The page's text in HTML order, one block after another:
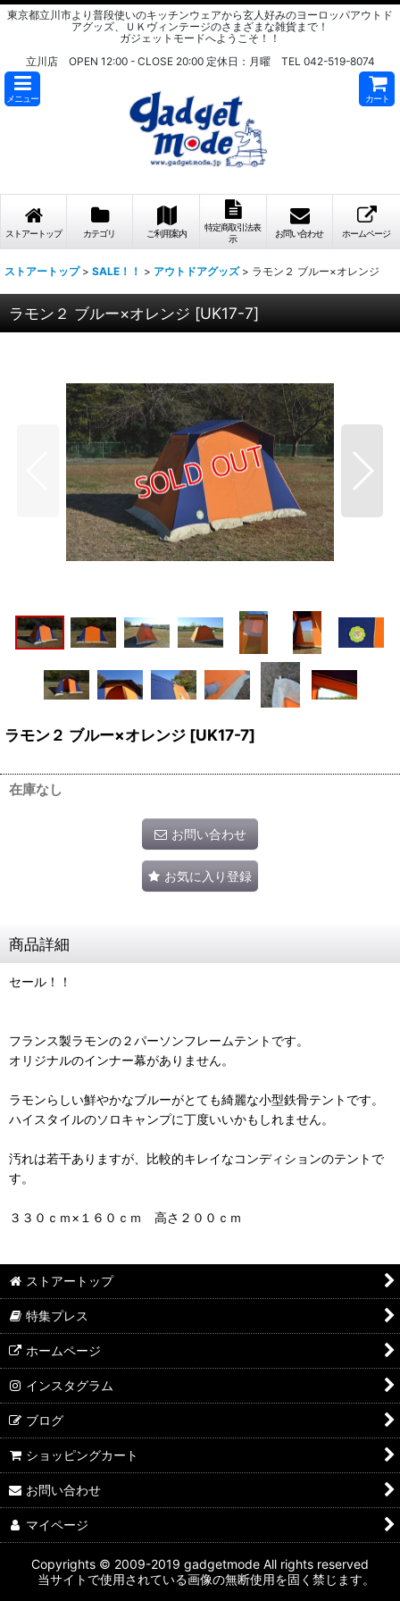
東京都立川市より普段使いのキッチンウェアから玄人好みのヨーロッパアウトド
アグッズ、ＵＫヴィンテージのさまざまな雑貨まで！
ガジェットモードへようこそ！！
立川店 OPEN 12:00 - CLOSE 20:00 定休日：月曜 TEL 042-519-8074
メニュー カート
ストアートップ カテゴリ ご利用案内
特定商取引法表
示
お問い合わせ ホームページ
ストアートップ > SALE！！ > アウトドアグッズ > ラモン２ ブルー×オレンジ
ラモン２ ブルー×オレンジ [UK17-7]
ラモン２ ブルー×オレンジ [UK17-7]
在庫なし
お問い合わせ
お気に入り登録
商品詳細
セール！！
フランス製ラモンの２パーソンフレームテントです。
オリジナルのインナー幕がありません。
ラモンらしい鮮やかなブルーがとても綺麗な小型鉄骨テントです。
ハイスタイルのソロキャンプに丁度いいかもしれません。
汚れは若干ありますが、比較的キレイなコンディションのテントで
す。
３３０ｃｍ×１６０ｃｍ 高さ２００ｃｍ
ストアートップ
特集プレス
ホームページ
インスタグラム
ブログ
ショッピングカート
お問い合わせ
マイページ
Copyrights © 2009-2019 gadgetmode All rights reserved
当サイトで使用されている画像の無断使用を固く禁じます。